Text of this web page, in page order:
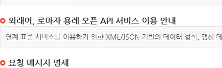
외래어, 로마자 용례 오픈 API 서비스 이용 안내
연계 표준 서비스를 이용하기 위한 XML/JSON 기반의 데이터 형식, 갱신
요청 메시지 명세